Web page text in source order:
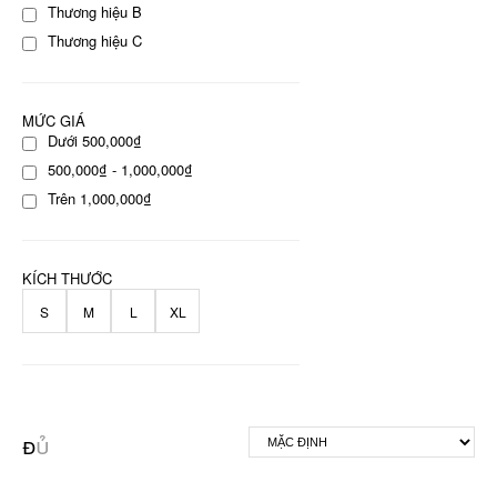
Thương hiệu B
Thương hiệu C
MỨC GIÁ
Dưới 500,000₫
500,000₫ - 1,000,000₫
Trên 1,000,000₫
KÍCH THƯỚC
S M L XL